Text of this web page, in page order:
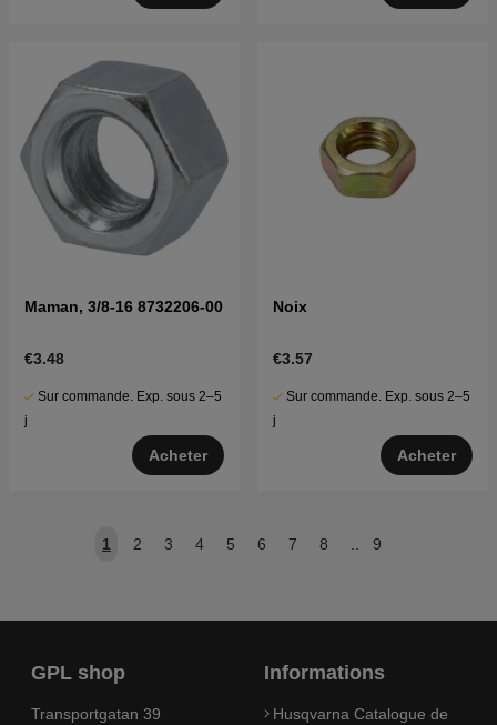
Maman, 3/8-16 8732206-00
€3.48
Sur commande. Exp. sous 2–5
j
Acheter
Noix
€3.57
Sur commande. Exp. sous 2–5
j
Acheter
1 2 3 4 5 6 7 8 .. 9
GPL shop
Transportgatan 39
Informations
Husqvarna Catalogue de